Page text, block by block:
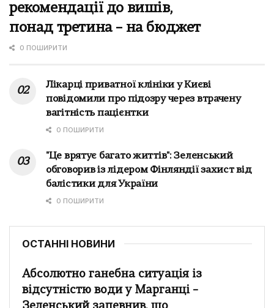
рекомендації до вишів,
понад третина – на бюджет
0 ПОШИРИТИ
Лікарці приватної клініки у Києві
повідомили про підозру через втрачену
вагітність пацієнтки
0 ПОШИРИТИ
"Це врятує багато життів": Зеленський
обговорив із лідером Фінляндії захист від
балістики для України
0 ПОШИРИТИ
ОСТАННІ НОВИНИ
Абсолютно ганебна ситуація із
відсутністю води у Марганці –